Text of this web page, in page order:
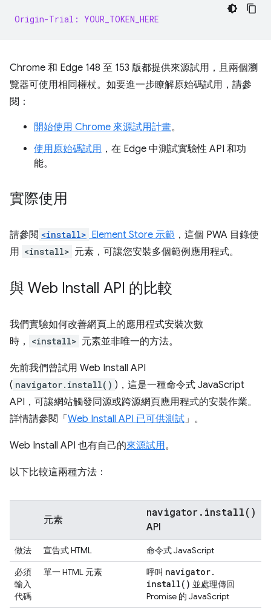
Origin-Trial: YOUR_TOKEN_HERE
Chrome 和 Edge 148 至 153 版都提供來源試用，且兩個瀏
覽器可使用相同權杖。如要進一步瞭解原始碼試用，請參
閱：
開始使用 Chrome 來源試用計畫。
使用原始碼試用 ，在 Edge 中測試實驗性 API 和功
能。
實際使用
請參閱 <install> Element Store 示範 ，這個 PWA 目錄使
用 <install> 元素，可讓您安裝多個範例應用程式。
與 Web Install API 的比較
我們實驗如何改善網頁上的應用程式安裝次數
時，
<install> 元素並非唯一的方法。
先前我們曾試用 Web Install API
( navigator.install() )，這是一種命令式 JavaScript
API，可讓網站觸發同源或跨源網頁應用程式的安裝作業。
詳情請參閱「 Web Install API 已可供測試」。
Web Install API 也有自己的來源試用。
以下比較這兩種方法：
元素
navigator.install()
API
做法 宣告式 HTML
命令式 JavaScript
必須
輸入
代碼
單一 HTML 元素 呼叫 navigator.
install( ) 並處理傳回
Promise 的 JavaScript